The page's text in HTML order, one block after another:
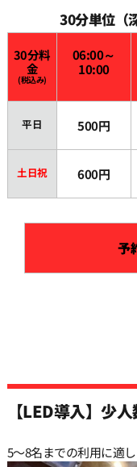
30分単位（
30分料
金
(税込み)
06:00～
10:00
平日 500円
土日祝 600円
予
【LED導入】少
5〜8名までの利用に適し